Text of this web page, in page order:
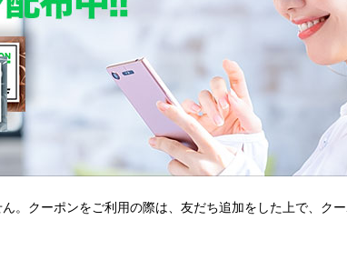
。クーポンをご利用の際は、友だち追加をした上で、ク